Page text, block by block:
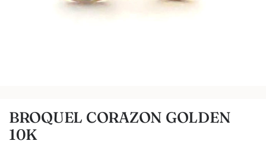
BROQUEL CORAZON GOLDEN
10K